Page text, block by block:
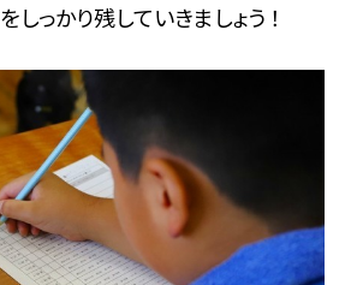
っかり残していきましょう ！